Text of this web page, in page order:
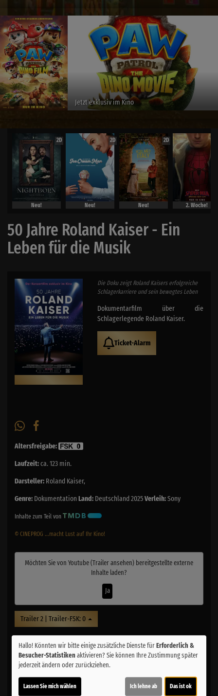
Jetzt exklusiv im Kino
2D
Neu!
2D
Neu!
2D
Neu! 2. Woche!
50 Jahre Roland Kaiser - Ein
Leben für die Musik
Die Doku zeigt Roland Kaisers erfolgreiche
Schlagerkarriere und sein bewegtes Leben
Dokumentarfilm über die
Schlagerlegende Roland Kaiser.
Ticket-Alarm
Altersfreigabe:
Laufzeit:ca. 123 min.
Darsteller: Roland Kaiser,
Genre: Dokumentation Land: Deutschland 2025Verleih:Sony
Inhalte zum Teil von
© CINEPROG ...macht Lust auf Ihr Kino!
Möchten Sie von Youtube (Trailer ansehen) bereitgestellte externe
Inhalte laden?
Ja
Trailer 2 | Trailer-FSK: 0
Kommentare
★★★★★
Astridam 16.11.2025 ★★★★
Hallo! Könnten wir bitte einige zusätzliche Dienste fürErforderlich &
Besucher-Statistikenaktivieren? Sie können Ihre Zustimmung später
jederzeit ändern oder zurückziehen.
Lassen Sie mich wählen Ich lehne ab Das ist ok